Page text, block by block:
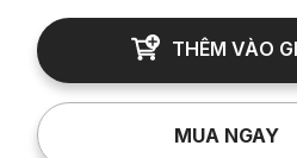
THÊM VÀO
MUA NGAY